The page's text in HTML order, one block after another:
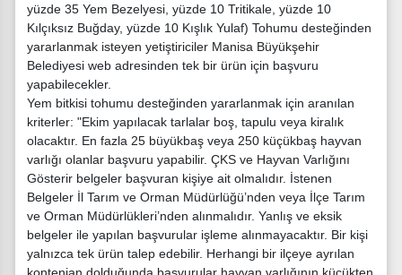
yüzde 35 Yem Bezelyesi, yüzde 10 Tritikale, yüzde 10
Kılçıksız Buğday, yüzde 10 Kışlık Yulaf) Tohumu desteğinden
yararlanmak isteyen yetiştiriciler Manisa Büyükşehir
Belediyesi web adresinden tek bir ürün için başvuru
yapabilecekler.
Yem bitkisi tohumu desteğinden yararlanmak için aranılan
kriterler: "Ekim yapılacak tarlalar boş, tapulu veya kiralık
olacaktır. En fazla 25 büyükbaş veya 250 küçükbaş hayvan
varlığı olanlar başvuru yapabilir. ÇKS ve Hayvan Varlığını
Gösterir belgeler başvuran kişiye ait olmalıdır. İstenen
Belgeler İl Tarım ve Orman Müdürlüğü’nden veya İlçe Tarım
ve Orman Müdürlükleri’nden alınmalıdır. Yanlış ve eksik
belgeler ile yapılan başvurular işleme alınmayacaktır. Bir kişi
yalnızca tek ürün talep edebilir. Herhangi bir ilçeye ayrılan